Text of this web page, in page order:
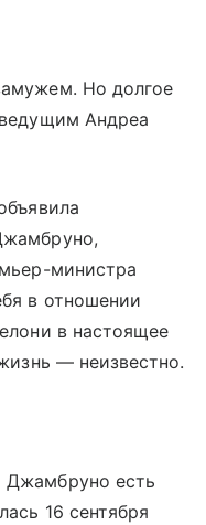
Но долгое
Андреа
министра
в отношении
в настоящее
— неизвестно.
есть
16 сентября